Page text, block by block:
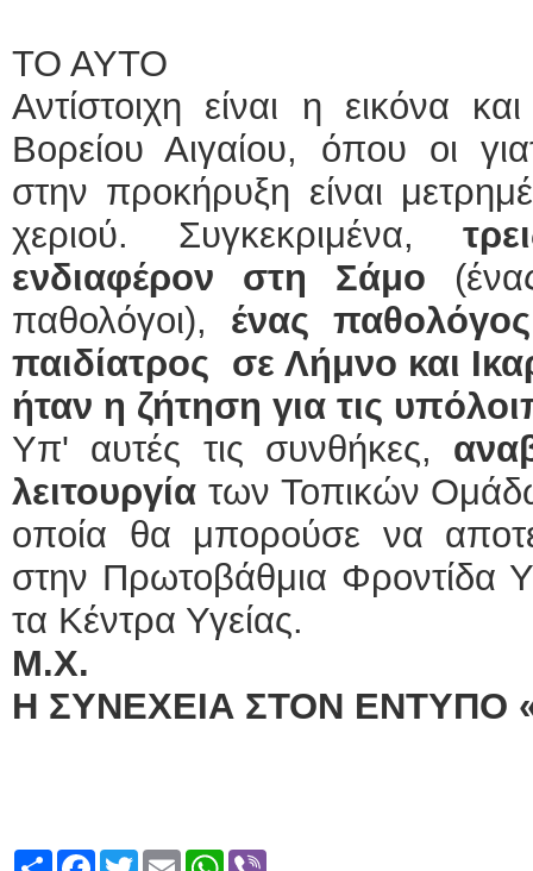
ΤΟ ΑΥΤΟ
Αντίστοιχη είναι η εικόνα
Βορείου Αιγαίου, όπου οι
στην προκήρυξη είναι
χεριού. Συγκεκριμένα,
ενδιαφέρον στη Σάμο
παθολόγοι), ένας
παιδίατρος σε Λήμνο και
ήταν η ζήτηση για τις
Υπ' αυτές τις συνθήκες,
λειτουργία των Τοπικών
οποία θα μπορούσε να
στην Πρωτοβάθμια Φροντίδα
τα Κέντρα Υγείας.
Μ.Χ.
Η ΣΥΝΕΧΕΙΑ ΣΤΟΝ ΕΝΤΥΠΟ
ShareFacebook
TwitterEmailWhatsApp